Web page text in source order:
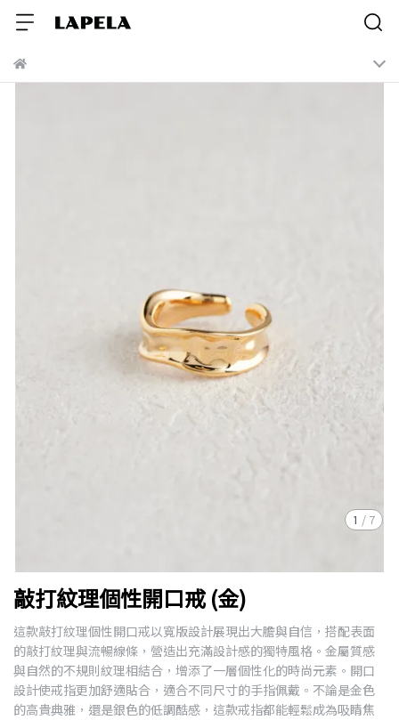
1 / 7
敲打紋理個性開口戒 (金)
這款敲打紋理個性開口戒以寬版設計展現出大膽與自信，搭配表面
的敲打紋理與流暢線條，營造出充滿設計感的獨特風格。金屬質感
與自然的不規則紋理相結合，增添了一層個性化的時尚元素。開口
設計使戒指更加舒適貼合，適合不同尺寸的手指佩戴。不論是金色
的高貴典雅，還是銀色的低調酷感，這款戒指都能輕鬆成為吸睛焦